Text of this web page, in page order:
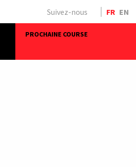
Suivez-nous FR EN
PROCHAINE COURSE